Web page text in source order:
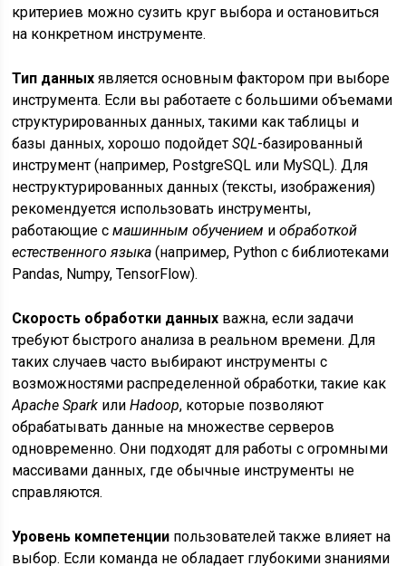
критериев можно сузить круг выбора и остановиться
на конкретном инструменте.
Тип данных является основным фактором при выборе
инструмента. Если вы работаете с большими объемами
структурированных данных, такими как таблицы и
базы данных, хорошо подойдетSQL-базированный
инструмент (например, PostgreSQL или MySQL). Для
неструктурированных данных (тексты, изображения)
рекомендуется использовать инструменты,
работающие смашинным обучением иобработкой
естественного языка (например, Python с библиотеками
Pandas, Numpy, TensorFlow).
Скорость обработки данных важна, если задачи
требуют быстрого анализа в реальном времени. Для
таких случаев часто выбирают инструменты с
возможностями распределенной обработки, такие как
Apache Spark илиHadoop, которые позволяют
обрабатывать данные на множестве серверов
одновременно. Они подходят для работы с огромными
массивами данных, где обычные инструменты не
справляются.
Уровень компетенции пользователей также влияет на
выбор. Если команда не обладает глубокими знаниями